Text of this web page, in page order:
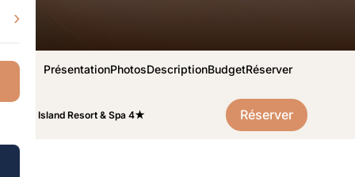
›
PrésentationPhotosDescriptionBudgetRéserver
Kuredu Island Resort & Spa 4★ Réserver